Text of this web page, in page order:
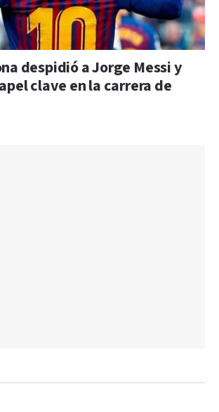
despidió a Jorge Messi y
clave en la carrera de